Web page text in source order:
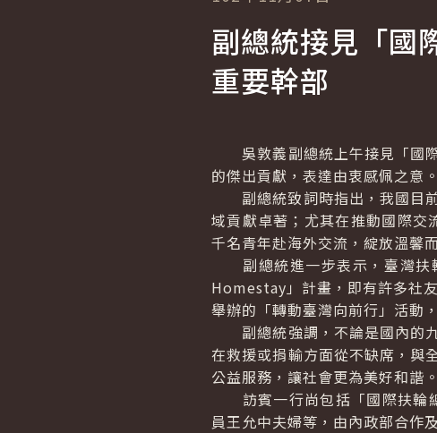
副總統接見「國
重要幹部
吳敦義副總統上午接見「國際
的傑出貢獻，表達由衷感佩之意。
副總統致詞時指出，我國目前
域貢獻卓著；尤其在推動國際
千名青年赴海外交流，綻放溫馨
副總統進一步表示，臺灣扶
Homestay」計畫，即有許多社
舉辦的「轉動臺灣向前行」活動
副總統強調，不論是國內的九
在救援或捐輸方面從不缺席，與
公益服務，讓社會更為美好和諧。
訪賓一行尚包括「國際扶輪
員王允中夫婦等，由內政部合作